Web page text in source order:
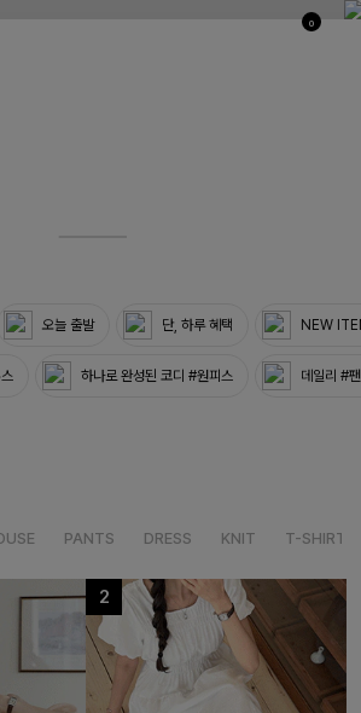
0
오늘 출발 단, 하루 혜택 NEW
하나로 완성된 코디 #원피스 데일리 #
PANTS DRESS KNIT T-SHIRT